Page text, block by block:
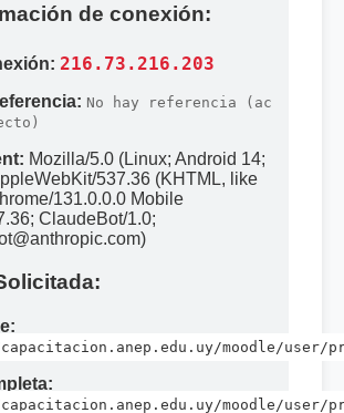
de conexión:
216.73.216.203
No hay referencia (ac
Mozilla/5.0 (Linux; Android 14;
537.36 (KHTML, like
131.0.0.0 Mobile
ClaudeBot/1.0;
moodle/user/
moodle/user/